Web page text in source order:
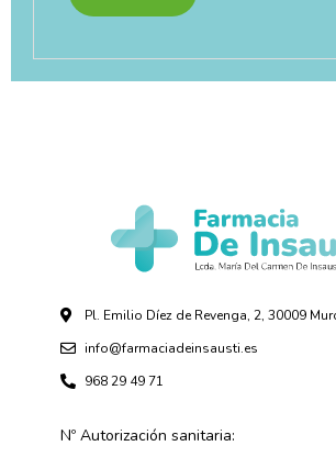
Pl. Emilio Díez de Revenga, 2, 30009
info@farmaciadeinsausti.es
968 29 49 71
Nº Autorización sanitaria: